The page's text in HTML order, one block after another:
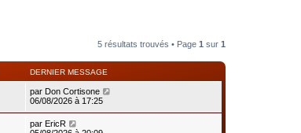
5 résultats trouvés • Page 1 sur 1
DERNIER MESSAGE
par Don Cortisone
06/08/2026 à 17:25
par EricR